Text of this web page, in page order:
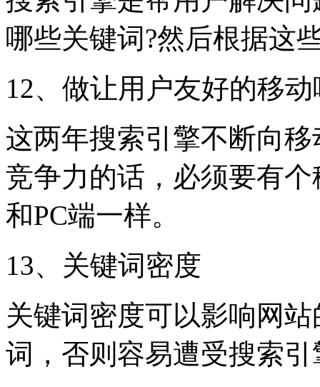
哪些关键词?然后根据这
12、做让用户友好的移
这两年搜索引擎不断向
竞争力的话，必须要有
和PC端一样。
13、关键词密度
关键词密度可以影响网
词，否则容易遭受搜索